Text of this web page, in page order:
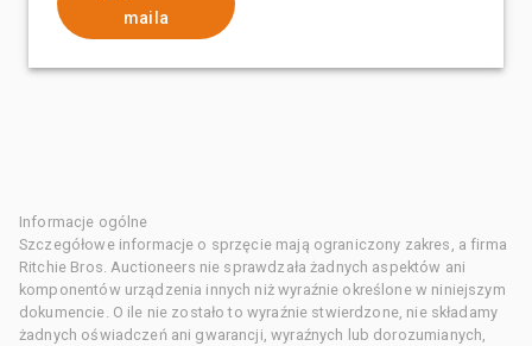
maila
Informacje ogólne
Szczegółowe informacje o sprzęcie mają ograniczony zakres, a firma
Ritchie Bros. Auctioneers nie sprawdzała żadnych aspektów ani
komponentów urządzenia innych niż wyraźnie określone w niniejszym
dokumencie. O ile nie zostało to wyraźnie stwierdzone, nie składamy
żadnych oświadczeń ani gwarancji, wyraźnych lub dorozumianych,